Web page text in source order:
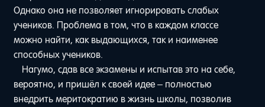
Однако она не позволяет игнорировать слабых
учеников. Проблема в том, что в каждом классе
можно найти, как выдающихся, так и наименее
способных учеников.
Нагумо, сдав все экзамены и испытав это на себе,
вероятно, и пришёл к своей идее – полностью
внедрить меритократию в жизнь школы, позволив